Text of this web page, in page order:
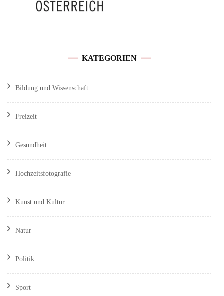
KATEGORIEN
Bildung und Wissenschaft
Freizeit
Gesundheit
Hochzeitsfotografie
Kunst und Kultur
Natur
Politik
Sport